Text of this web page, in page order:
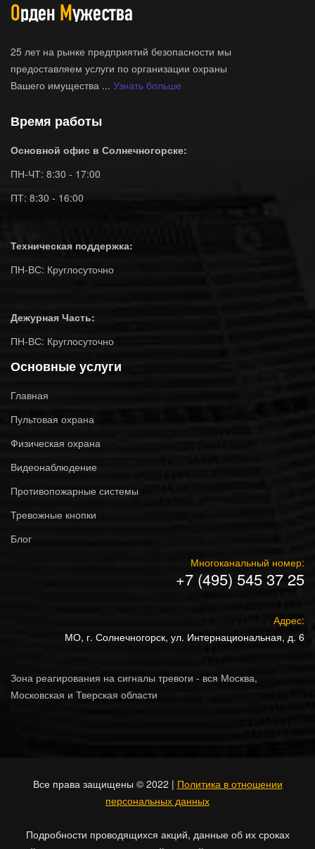
25 лет на рынке предприятий безопасности мы
предоставляем услуги по организации охраны
Вашего имущества ... Узнать больше
Время работы
Основной офис в Солнечногорске:
ПН-ЧТ: 8:30 - 17:00
ПТ: 8:30 - 16:00
Техническая поддержка:
ПН-ВС: Круглосуточно
Дежурная Часть:
ПН-ВС: Круглосуточно
Основные услуги
Главная
Пультовая охрана
Физическая охрана
Видеонаблюдение
Противопожарные системы
Тревожные кнопки
Блог
Многоканальный номер:
+7 (495) 545 37 25
Адрес:
МО, г. Солнечногорск, ул. Интернациональная, д. 6
Зона реагирования на сигналы тревоги - вся Москва,
Московская и Тверская области
Все права защищены © 2022 | Политика в отношении
персональных данных
Подробности проводящихся акций, данные об их сроках